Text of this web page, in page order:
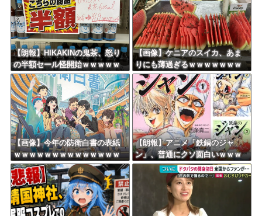
8/4のニュース
日本旅行キャンセルすべきか…1万年ぶり史上最大級の火山の兆し＝韓国の反応
更新中止のお知らせ
海外「おめでとうタキ！」リヴァプール南野がバースデーゴール！！
Powered by livedoor 相互RSS
【朗報】HIKAKINの鬼茶、怒り
の半額セール怪開始ｗｗｗｗｗ
ｗｗｗｗｗｗｗｗｗ
【画像】ケニアのスイカ、あま
りにも薄過ぎるｗｗｗｗｗｗｗ
ｗｗｗｗｗｗ
【画像】今年の防衛白書の表紙
ｗｗｗｗｗｗｗｗｗｗｗｗｗｗ
ｗｗｗｗｗ
【朗報】アニメ「鉄鍋のジャ
ン」、普通にクソ面白いｗｗｗ
ｗｗｗｗｗｗｗｗ